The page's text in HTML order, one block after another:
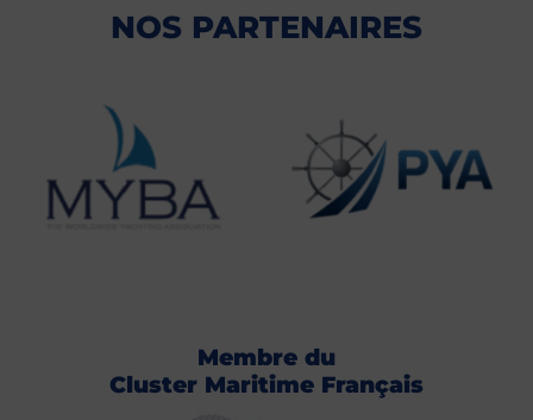
NOS PARTENAIRES
Membre du
Cluster Maritime Français